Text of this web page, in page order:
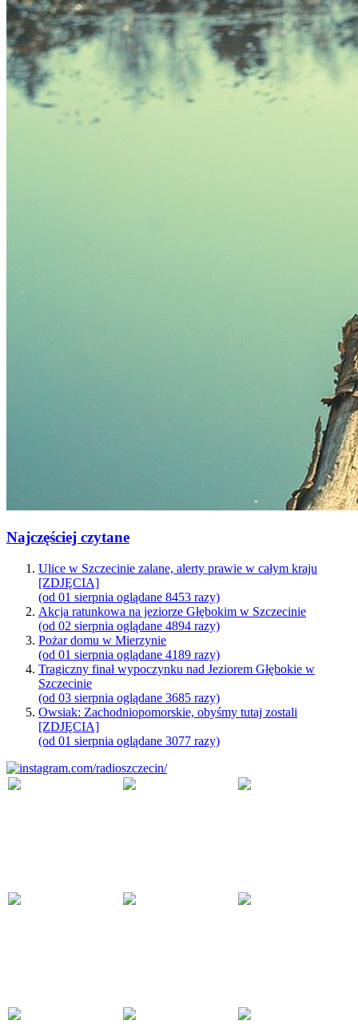
Najczęściej czytane
Ulice w Szczecinie zalane, alerty prawie w całym kraju
[ZDJĘCIA]
(od 01 sierpnia oglądane 8453 razy)
Akcja ratunkowa na jeziorze Głębokim w Szczecinie
(od 02 sierpnia oglądane 4894 razy)
Pożar domu w Mierzynie
(od 01 sierpnia oglądane 4189 razy)
Tragiczny finał wypoczynku nad Jeziorem Głębokie w
Szczecinie
(od 03 sierpnia oglądane 3685 razy)
Owsiak: Zachodniopomorskie, obyśmy tutaj zostali
[ZDJĘCIA]
(od 01 sierpnia oglądane 3077 razy)